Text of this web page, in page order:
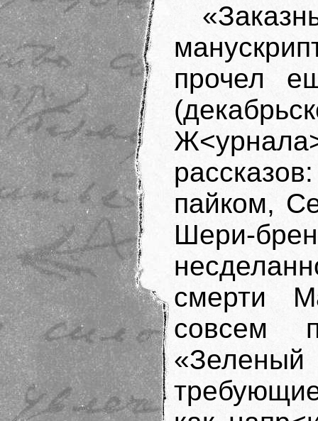
прочел
пайком,
Шери-
смерти
совсем